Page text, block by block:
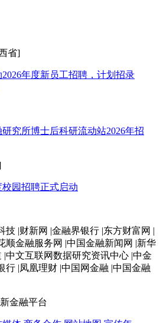
省]
年度新员工招聘，计划招录
究所博士后科研流动站2026年招
园招聘正式启动
技 |财新网 |金融界银行 |东方财富网 |
顺金融服务网 |中国金融新闻网 |新华
|中文互联网数据研究资讯中心 |中金
行 |凤凰理财 |中国网金融 |中国金融
金融平台